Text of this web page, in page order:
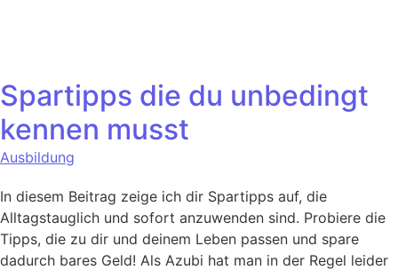
Spartipps die du unbedingt
kennen musst
Ausbildung
In diesem Beitrag zeige ich dir Spartipps auf, die
Alltagstauglich und sofort anzuwenden sind. Probiere die
Tipps, die zu dir und deinem Leben passen und spare
dadurch bares Geld! Als Azubi hat man in der Regel leider